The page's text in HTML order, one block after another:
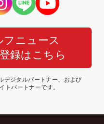
フニュース
録はこちら
デジタルパートナー、および
トパートナーです。